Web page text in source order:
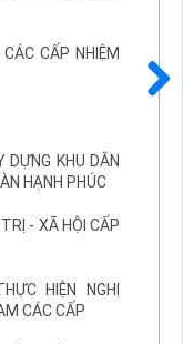
CẤP NHIỆM
DỰNG KHU DÂN
HẠNH PHÚC
- XÃ HỘI CẤP
HIỆN NGHỊ
CÁC CẤP